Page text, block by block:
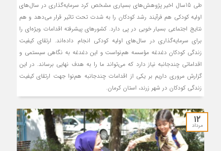
طی 15سال اخیر پژوهش‌های بسیاری مشخص کرد سرمایه‌گذاری در سال‌های
اولیه کودکی هم فرآیند رشد کودکان را به شدت تحت تاثیر قرار می‌دهد و هم
نتایج اجتماعی بسیار خوبی در پی دارد. کشورهای پیشرفته اقدامات ویژه‌ای را
برای سرمایه‌گذاری در سال‌های اولیه کودکی انجام داده‌اند. ارتقای کیفیت
زندگی کودکان دغدغه مؤسسه هم‌نواست و این دغدغه به نگاهی سیستمی و
اقداماتی چندجانبه‌ نیاز دارد که می‌تواند ما را به هدف نهایی برساند. در این
گزارش مروری داریم بر یکی از اقدامات چندجانبه هم‌نوا جهت ارتقای کیفیت
زندگی کودکان در شهر زرند، استان کرمان.
۱۲
مرداد